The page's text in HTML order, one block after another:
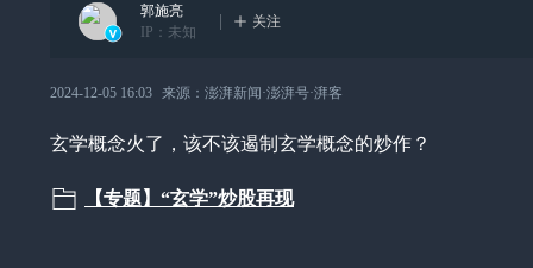
郭施亮
IP： 未知
关注
2024-12-05 16:03 来源： 澎湃新闻·澎湃号·湃客
玄学概念火了，该不该遏制玄学概念的炒作？
【专题】“玄学”炒股再现